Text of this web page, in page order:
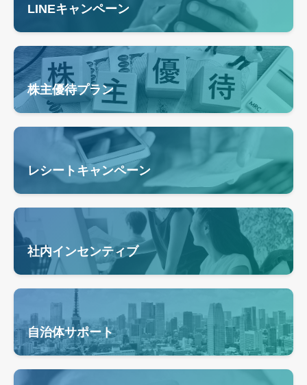
LINEキャンペーン
株主優待プラン
レシートキャンペーン
社内インセンティブ
自治体サポート